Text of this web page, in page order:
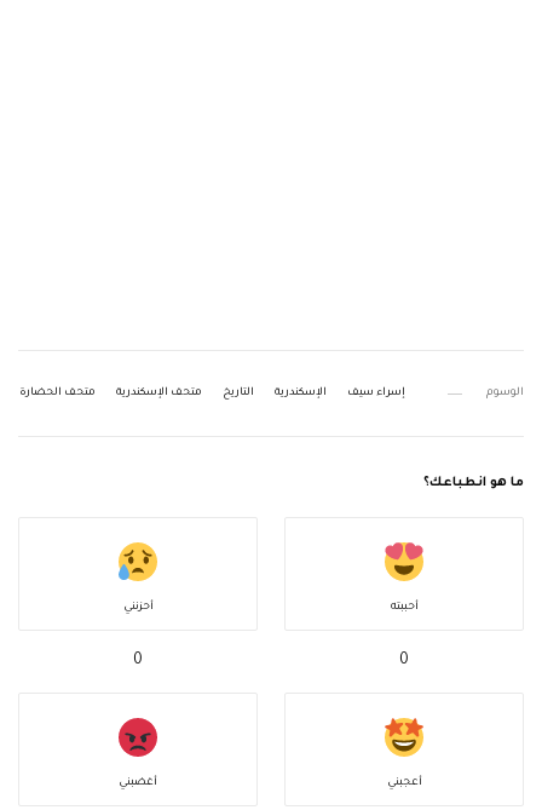
الوسوم إسراء سيف الإسكندرية التاريخ متحف الإسكندرية متحف الحضارة
ما هو انطباعك؟
أحببته
0
أحزنني
0
أعجبني أغضبني